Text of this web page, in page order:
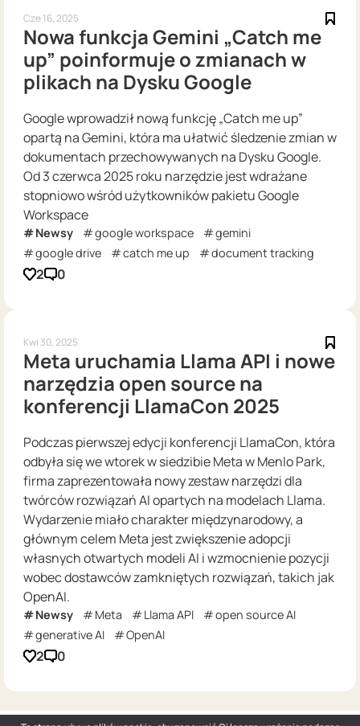
Cze 16, 2025
Nowa funkcja Gemini „Catch me
up” poinformuje o zmianach w
plikach na Dysku Google
Google wprowadził nową funkcję „Catch me up”
opartą na Gemini, która ma ułatwić śledzenie zmian w
dokumentach przechowywanych na Dysku Google.
Od 3 czerwca 2025 roku narzędzie jest wdrażane
stopniowo wśród użytkowników pakietu Google
Workspace
Newsy google workspace
gemini
google drive
catch me up document tracking
2 0
Kwi 30, 2025
Meta uruchamia Llama API i nowe
narzędzia open source na
konferencji LlamaCon 2025
Podczas pierwszej edycji konferencji LlamaCon, która
odbyła się we wtorek w siedzibie Meta w Menlo Park,
firma zaprezentowała nowy zestaw narzędzi dla
twórców rozwiązań AI opartych na modelach Llama.
Wydarzenie miało charakter międzynarodowy, a
głównym celem Meta jest zwiększenie adopcji
własnych otwartych modeli AI i wzmocnienie pozycji
wobec dostawców zamkniętych rozwiązań, takich jak
OpenAI.
Newsy Meta Llama API
open source AI
generative AI
OpenAI
2 0